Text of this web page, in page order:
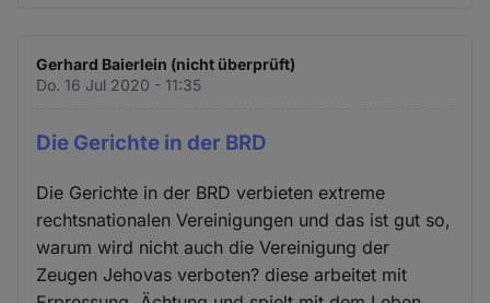
Gerhard Baierlein (nicht überprüft)
Do. 16 Jul 2020 - 11:35
Die Gerichte in der BRD
Die Gerichte in der BRD verbieten extreme
rechtsnationalen Vereinigungen und das ist gut so,
warum wird nicht auch die Vereinigung der
Zeugen Jehovas verboten? diese arbeitet mit